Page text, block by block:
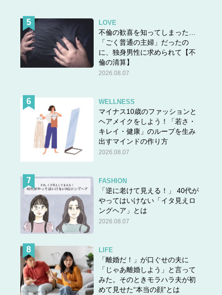
LOVE
不倫の歓喜を知ってしまった…
「ごく普通の主婦」だったの
に、独身男性に求められて【不
倫の清算】
2026.08.07
WELLNESS
マイナス10歳のファッションと
ヘアメイクをしよう！「若さ・
キレイ・健康」のループを生み
出すマインドの作り方
2026.08.07
FASHION
「逆に老けて見える！」 40代が
やってはいけない「イタ見えロ
ングヘア」とは
2026.08.07
LIFE
「離婚だ！」が口ぐせの夫に
「じゃあ離婚しよう」と言って
みた。そのときモラハラ夫が初
めて見せた“本当の顔”とは